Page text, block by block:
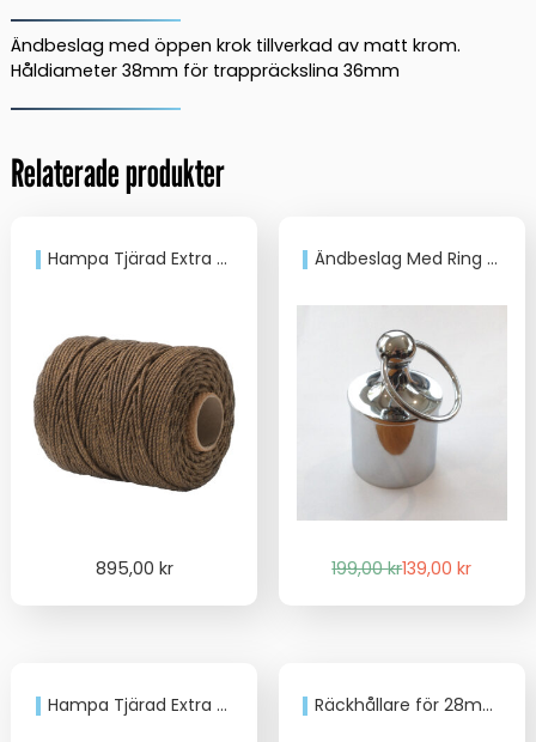
för
36mm
trappräckslina
mängd
Ändbeslag med öppen krok tillverkad av matt krom.
Håldiameter 38mm för trappräckslina 36mm
Relaterade produkter
Hampa Tjärad Extra prima hampa.
895,00 kr
Ändbeslag Med Ring för 36mm trappräckslina
199,00krDet
139,00kr
Det
Hampa Tjärad Extra prima hampa
Räckhållare för 28mm trappräckslina